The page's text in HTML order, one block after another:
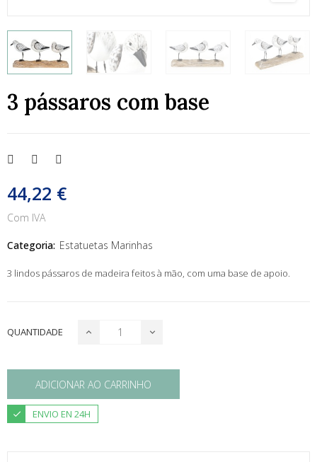
3 pássaros com base
44,22 €
Com IVA
Categoria: Estatuetas Marinhas
3 lindos pássaros de madeira feitos à mão, com uma base de apoio.
QUANTIDADE
ADICIONAR AO CARRINHO
ENVIO EN 24H